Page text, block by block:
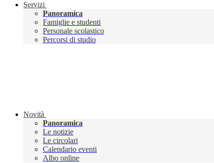
Servizi
Panoramica
Famiglie e studenti
Personale scolastico
Percorsi di studio
Novità
Panoramica
Le notizie
Le circolari
Calendario eventi
Albo online